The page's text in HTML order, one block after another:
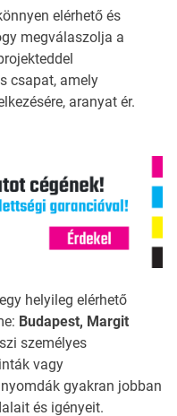
elérhető és
megválaszolja a
csapat, amely
aranyat ér.
helyileg elérhető
Budapest, Margit
személyes
vagy
gyakran jobban
és igényeit.